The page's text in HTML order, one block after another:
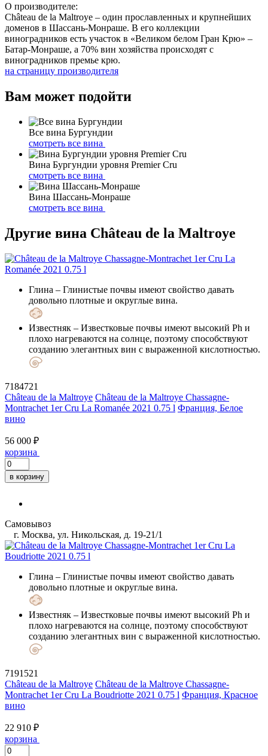
О производителе:
Château de la Maltroye – один прославленных и крупнейших
доменов в Шассань-Монраше. В его коллекции
виноградников есть участок в «Великом белом Гран Крю» –
Батар-Монраше, а 70% вин хозяйства происходят с
виноградников премье крю.
на страницу производителя
Вам может подойти
Все вина Бургундии
смотреть все вина
Вина Бургундии уровня Premier Cru
смотреть все вина
Вина Шассань-Монраше
смотреть все вина
Другие вина Château de la Maltroye
Глина – Глинистые почвы имеют свойство давать
довольно плотные и округлые вина.
Известняк – Известковые почвы имеют высокий Ph и
плохо нагреваются на солнце, поэтому способствуют
созданию элегантных вин с выраженной кислотностью.
7184721
Château de la Maltroye Château de la Maltroye Chassagne-
Montrachet 1er Cru La Romanée 2021 0.75 l Франция, Белое
вино
56 000 ₽
корзина
в корзину
Самовывоз
г. Москва, ул. Никольская, д. 19-21/1
Глина – Глинистые почвы имеют свойство давать
довольно плотные и округлые вина.
Известняк – Известковые почвы имеют высокий Ph и
плохо нагреваются на солнце, поэтому способствуют
созданию элегантных вин с выраженной кислотностью.
7191521
Château de la Maltroye Château de la Maltroye Chassagne-
Montrachet 1er Cru La Boudriotte 2021 0.75 l Франция, Красное
вино
22 910 ₽
корзина